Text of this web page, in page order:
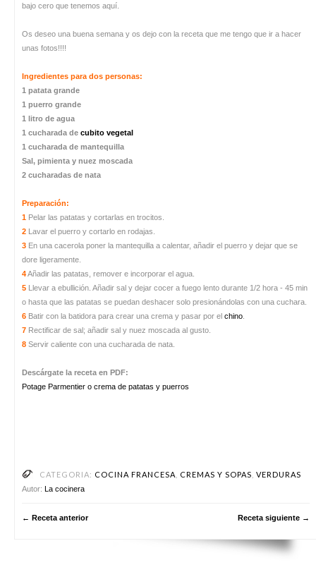
bajo cero que tenemos aquí.
Os deseo una buena semana y os dejo con la receta que me tengo que ir a hacer
unas fotos!!!!
Ingredientes para dos personas:
1 patata grande
1 puerro grande
1 litro de agua
1 cucharada de cubito vegetal
1 cucharada de mantequilla
Sal, pimienta y nuez moscada
2 cucharadas de nata
Preparación:
1 Pelar las patatas y cortarlas en trocitos.
2 Lavar el puerro y cortarlo en rodajas.
3 En una cacerola poner la mantequilla a calentar, añadir el puerro y dejar que se
dore ligeramente.
4Añadir las patatas, remover e incorporar el agua.
5 Llevar a ebullición. Añadir sal y dejar cocer a fuego lento durante 1/2 hora - 45 min
o hasta que las patatas se puedan deshacer solo presionándolas con una cuchara.
6 Batir con la batidora para crear una crema y pasar por el chino.
7 Rectificar de sal; añadir sal y nuez moscada al gusto.
8 Servir caliente con una cucharada de nata.
Descárgate la receta en PDF:
Potage Parmentier o crema de patatas y puerros
CATEGORIA: COCINA FRANCESA CREMAS Y SOPAS VERDURAS
Autor: La cocinera
← Receta anterior Receta siguiente →